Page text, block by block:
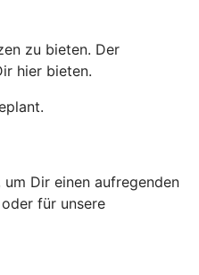
zu bieten. Der
hier bieten.
Dir einen aufregenden
für unsere